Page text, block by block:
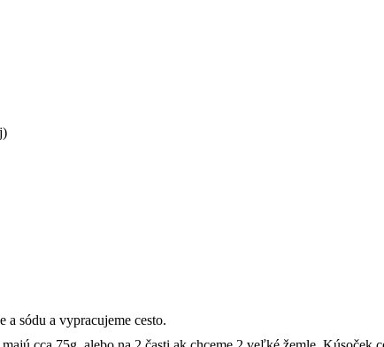
a sódu a vypracujeme cesto.